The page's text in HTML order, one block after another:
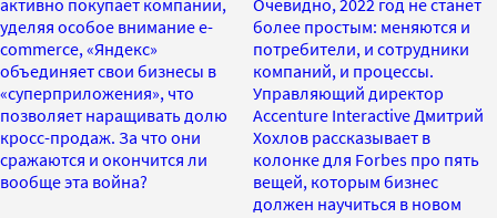
уделяя особое внимание e-
commerce, «Яндекс»
объединяет свои бизнесы в
«суперприложения», что
позволяет наращивать долю
кросс-продаж. За что они
сражаются и окончится ли
вообще эта война?
более простым: меняются и
потребители, и сотрудники
компаний, и процессы.
Управляющий директор
Accenture Interactive Дмитрий
Хохлов рассказывает в
колонке для Forbes про пять
вещей, которым бизнес
должен научиться в новом